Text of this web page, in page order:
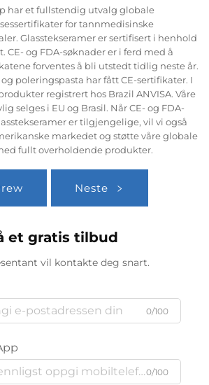
har et fullstendig utvalg globale
for tannmedisinske
Glasstekseramer er sertifisert i henhold
CE- og FDA-søknader er i ferd med å
forventes å bli utstedt tidlig neste år.
poleringspasta har fått CE-sertifikater. I
registrert hos Brazil ANVISA. Våre
selges i EU og Brasil. Når CE- og FDA-
er tilgjengelige, vil vi også
markedet og støtte våre globale
fullt overholdende produkter.
Neste
et gratis tilbud
vil kontakte deg snart.
0/100
0/100